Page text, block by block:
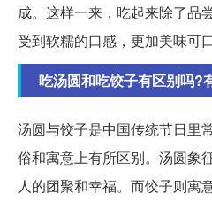
成。这样一来，吃起来除了品
受到软糯的口感，更加美味可口
吃汤圆和吃饺子有区别吗?
汤圆与饺子是中国传统节日里
俗和寓意上有所区别。汤圆象
人的团聚和幸福。而饺子则寓